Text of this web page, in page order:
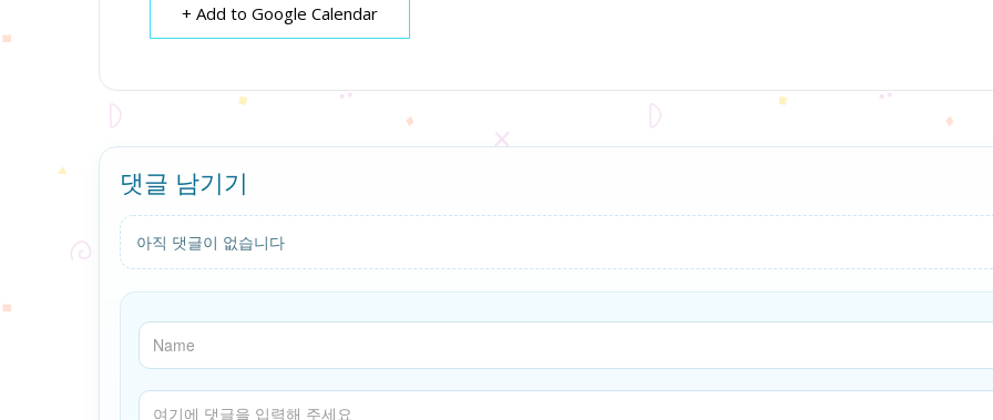
+ Add to Google Calendar
댓글 남기기
아직 댓글이 없습니다